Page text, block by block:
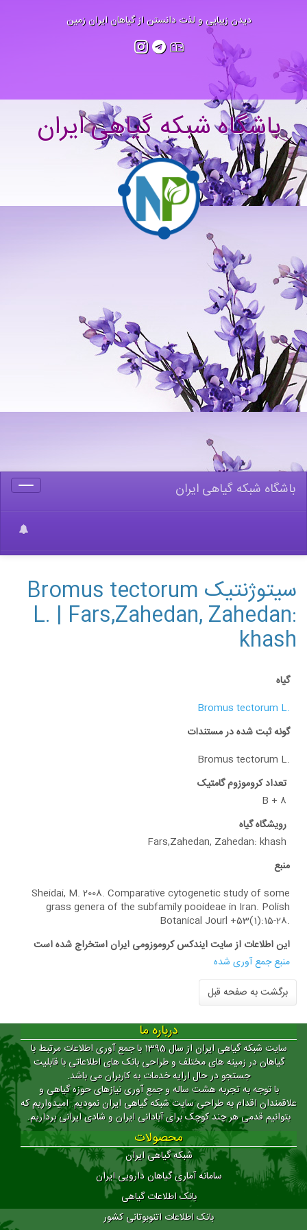
دیدن زیبایی و لذت دانستن از گیاهان ایران زمین
باشگاه شبکه گیاهی ایران
باشگاه شبکه گیاهی ایران
سیتوژنتیک Bromus tectorum
L. | Fars,Zahedan, Zahedan:
khash
گیاه
Bromus tectorum L.
گونه ثبت شده در مستندات
Bromus tectorum L.
تعداد کروموزوم گامتیک
8 + B
رویشگاه گیاه
Fars,Zahedan, Zahedan: khash
منبع
Sheidai, M. 2008. Comparative cytogenetic study of some
grass genera of the subfamily pooideae in Iran. Polish
Botanical Jourl +53(1):15-28.
این اطلاعات از سایت ایندکس کروموزومی ایران استخراج شده است
منبع جمع آوری شده
برگشت به صفحه قبل
درباره ما
سایت شبکه گیاهی ایران از سال 1395 با جمع آوری اطلاعات مرتبط با
گیاهان در زمینه های مختلف و طراحی بانک های اطلاعاتی با قابلیت
جستجو در حال ارایه خدمات به کاربران می باشد.
با توجه به تجربه هشت ساله و جمع آوری نیازهای حوزه گیاهی و
علاقمندان اقدام به طراحی سایت شبکه گیاهی ایران نمودیم. امیدواریم که
بتوانیم قدمی هر چند کوچک برای آبادانی ایران و شادی ایرانی برداریم.
محصولات
شبکه گیاهی ایران
سامانه آماری گیاهان دارویی ایران
بانک اطلاعات گیاهی
بانک اطلاعات اتنوبوتانی کشور